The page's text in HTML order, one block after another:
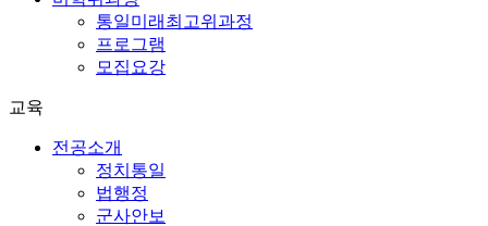
통일미래최고위과정
프로그램
모집요강
교육
전공소개
정치통일
법행정
군사안보